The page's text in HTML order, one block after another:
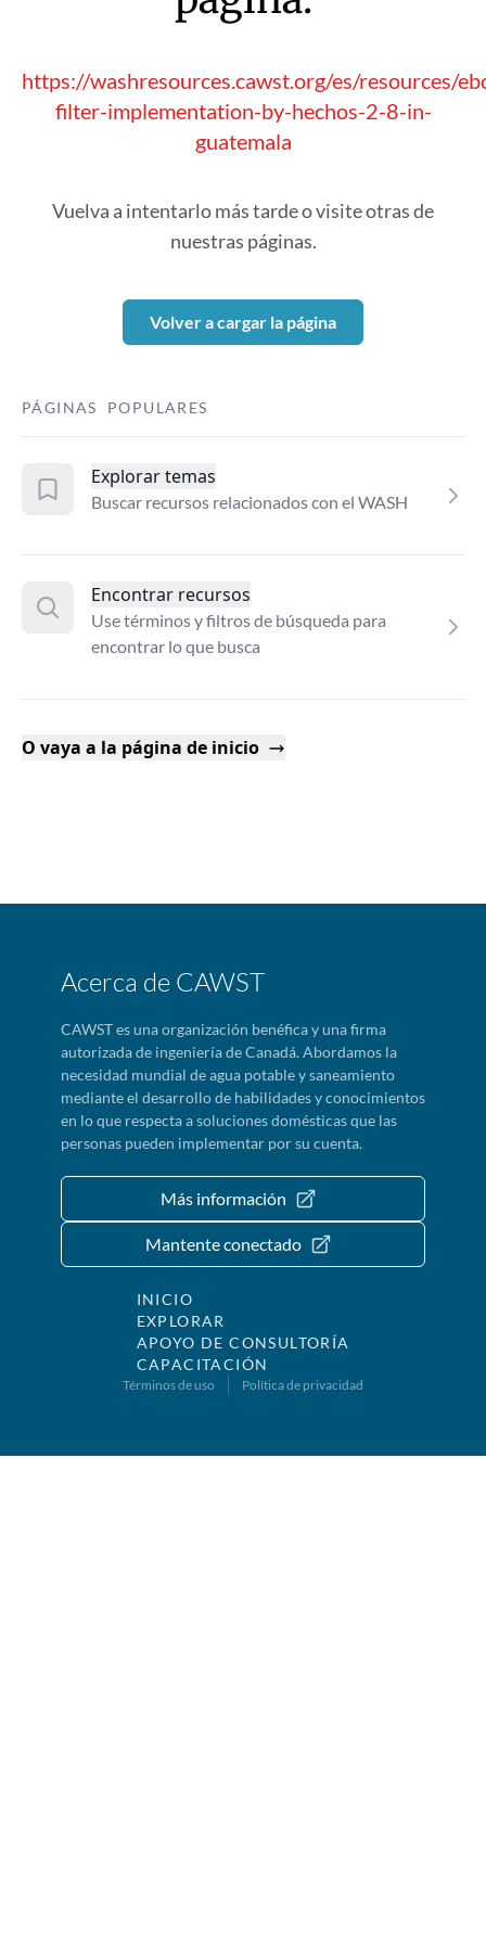
https://washresources.cawst.org/es/resources/
filter-implementation-by-hechos-2-8-in-
guatemala
Vuelva a intentarlo más tarde o visite otras de
nuestras páginas.
Volver a cargar la página
PÁGINAS POPULARES
Explorar temas
Buscar recursos relacionados con el WASH
Encontrar recursos
Use términos y filtros de búsqueda para
encontrar lo que busca
O vaya a la página de inicio
Acerca de CAWST
CAWST es una organización benéfica y una firma
autorizada de ingeniería de Canadá. Abordamos la
necesidad mundial de agua potable y saneamiento
mediante el desarrollo de habilidades y conocimientos
en lo que respecta a soluciones domésticas que las
personas pueden implementar por su cuenta.
Más información
Mantente conectado
INICIO
EXPLORAR
APOYO DE CONSULTORÍA
CAPACITACIÓN
Términos de uso Política de privacidad